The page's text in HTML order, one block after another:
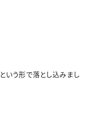
いう形で落とし込みまし